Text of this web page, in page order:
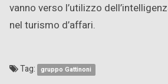
vanno verso l’utilizzo
nel turismo d’affari.
Tag: gruppo Gattinoni